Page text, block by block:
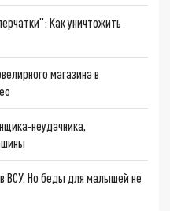
Как уничтожить
магазина в
неудачника,
ВСУ. Но беды для малышей не